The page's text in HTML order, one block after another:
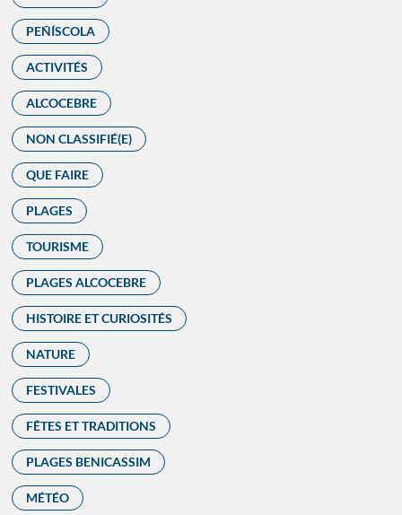
PEÑÍSCOLA
ACTIVITÉS
ALCOCEBRE
NON CLASSIFIÉ(E)
QUE FAIRE
PLAGES
TOURISME
PLAGES ALCOCEBRE
HISTOIRE ET CURIOSITÉS
NATURE
FESTIVALES
FÊTES ET TRADITIONS
PLAGES BENICASSIM
MÉTÉO